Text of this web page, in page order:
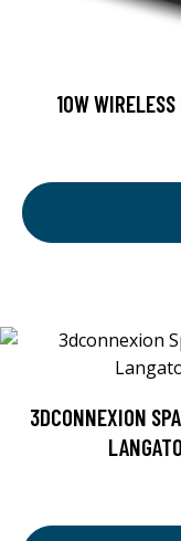
10W
3DCONNEXION